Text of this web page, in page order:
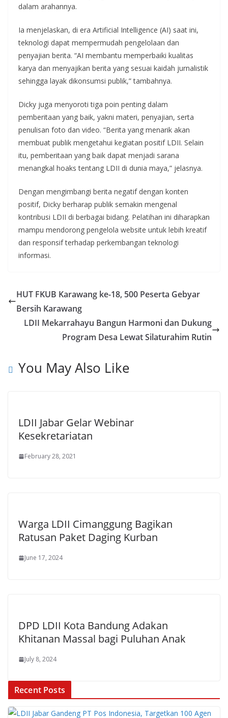
dalam arahannya.
Ia menjelaskan, di era Artificial Intelligence (AI) saat ini,
teknologi dapat mempermudah pengelolaan dan
penyajian berita. “AI membantu memperbaiki kualitas
karya dan menyajikan berita yang sesuai kaidah jurnalistik
sehingga layak dikonsumsi publik,” tambahnya.
Dicky juga menyoroti tiga poin penting dalam
pemberitaan yang baik, yakni materi, penyajian, serta
penulisan foto dan video. “Berita yang menarik akan
membuat publik mengetahui kegiatan positif LDII. Selain
itu, pemberitaan yang baik dapat menjadi sarana
menangkal hoaks tentang LDII di dunia maya,” jelasnya.
Dengan mengimbangi berita negatif dengan konten
positif, Dicky berharap publik semakin mengenal
kontribusi LDII di berbagai bidang. Pelatihan ini diharapkan
mampu mendorong pengelola website untuk lebih kreatif
dan responsif terhadap perkembangan teknologi
informasi.
HUT FKUB Karawang ke-18, 500 Peserta Gebyar
Bersih Karawang
LDII Mekarrahayu Bangun Harmoni dan Dukung
Program Desa Lewat Silaturahim Rutin
You May Also Like
LDII Jabar Gelar Webinar
Kesekretariatan
February 28, 2021
Warga LDII Cimanggung Bagikan
Ratusan Paket Daging Kurban
June 17, 2024
DPD LDII Kota Bandung Adakan
Khitanan Massal bagi Puluhan Anak
July 8, 2024
Recent Posts